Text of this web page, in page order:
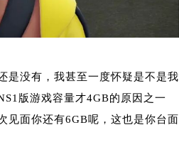
是没有，我甚至一度怀疑是不是我
版游戏容量才4GB的原因之一
见面你还有6GB呢，这也是你台面